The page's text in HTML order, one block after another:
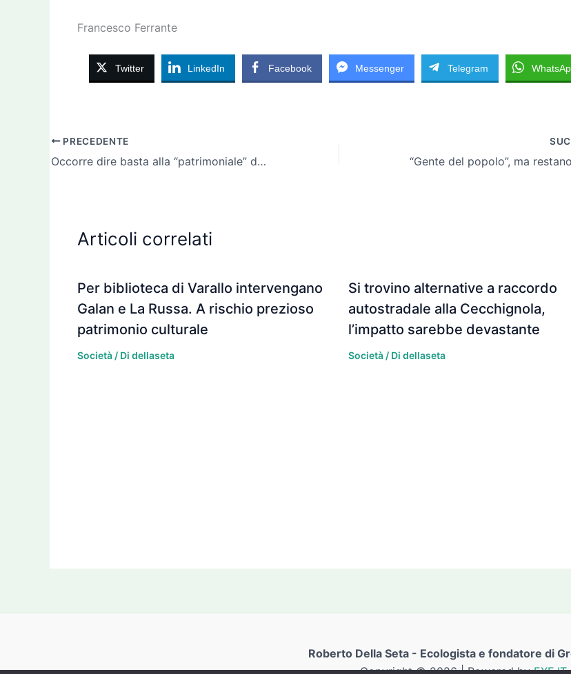
Francesco Ferrante
Twitter LinkedIn Facebook Messenger Telegram
PRECEDENTE
Occorre dire basta alla “patrimoniale” del dissesto idrogeologico. Senza messa in sicurezza e’ tassa a fondo perduto di 3,5 mld all’anno
Articoli correlati
Per biblioteca di Varallo intervengano
Galan e La Russa. A rischio prezioso
patrimonio culturale
Società / Di dellaseta
Si trovino alternative a raccordo
autostradale alla Cecchignola,
l’impatto sarebbe devastante
Società/ Di dellaseta
Roberto Della Seta - Ecologista e fondatore di